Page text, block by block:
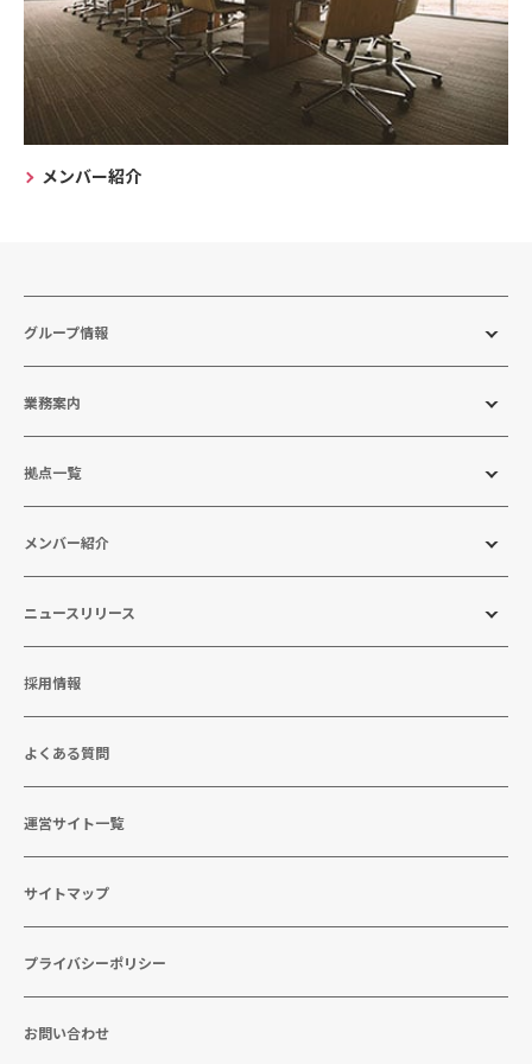
メンバー紹介
グループ情報
業務案内
拠点一覧
メンバー紹介
ニュースリリース
採用情報
よくある質問
運営サイト一覧
サイトマップ
プライバシーポリシー
お問い合わせ